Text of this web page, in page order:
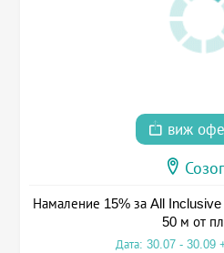
виж
Намаление 15% за All Inclusive
50 м от
Дата: 30.07 - 30.09